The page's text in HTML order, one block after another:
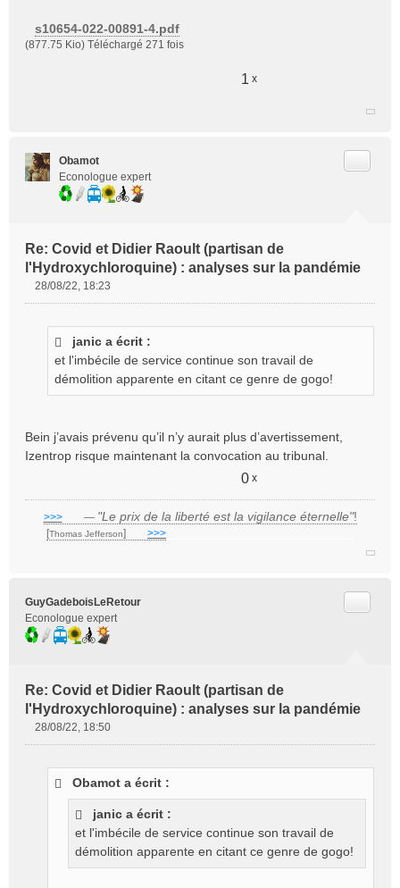
e
n
s10654-022-00891-4.pdf
(877.75 Kio) Téléchargé 271 fois
1 x
Obamot
Econologue expert
Re: Covid et Didier Raoult (partisan de
l'Hydroxychloroquine) : analyses sur la pandémie
n
l
28/08/22, 18:23
janic a écrit :
et l'imbécile de service continue son travail de
démolition apparente en citant ce genre de gogo!
Bein j’avais prévenu qu’il n’y aurait plus d’avertissement,
Izentrop risque maintenant la convocation au tribunal.
0 x
>>>___ — "Le prix de la liberté est la vigilance éternelle"!
[Thomas Jefferson] >>>
GuyGadeboisLeRetour
Econologue expert
Re: Covid et Didier Raoult (partisan de
l'Hydroxychloroquine) : analyses sur la pandémie
28/08/22, 18:50
Obamot a écrit :
janic a écrit :
et l'imbécile de service continue son travail de
démolition apparente en citant ce genre de gogo!